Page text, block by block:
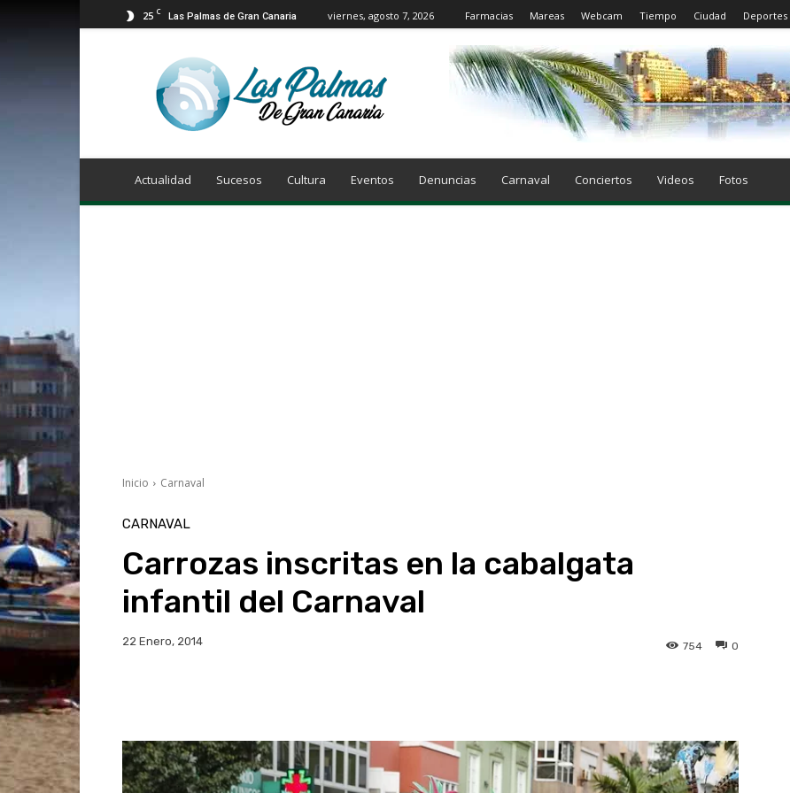
25 C Las Palmas de Gran Canaria viernes, agosto 7, 2026 Farmacias Mareas Webcam Tiempo Ciudad Deportes
Las
Palmas
de
Canaria
Actualidad Sucesos Cultura Eventos Denuncias Carnaval Conciertos Videos Fotos
Inicio Carnaval
CARNAVAL
Carrozas inscritas en la cabalgata
infantil del Carnaval
22 Enero, 2014 0
754